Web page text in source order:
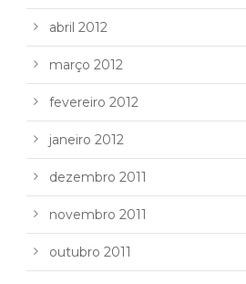
abril 2012
março 2012
fevereiro 2012
janeiro 2012
dezembro 2011
novembro 2011
outubro 2011